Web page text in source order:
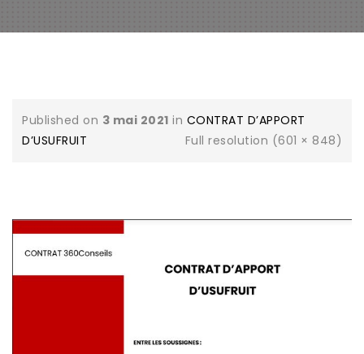
Published on 3 mai 2021 in CONTRAT D’APPORT
D’USUFRUIT
Full resolution (601 × 848)